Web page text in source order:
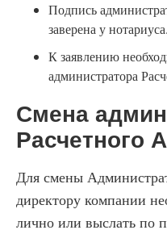
Подпись
заверена у нотариуса.
К заявлению
администратора
Смена
Расчетного
Для смены
директору компании
лично или выслать по